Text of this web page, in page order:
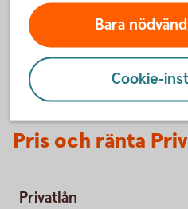
Hitta ditt
Pris och ränta
Privatlån
Bara
Cookie-